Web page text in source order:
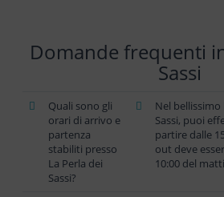
Domande frequenti
Sassi
Quali sono gli
orari di arrivo e
partenza
stabiliti presso
La Perla dei
Sassi?
Nel bellissimo
Sassi, puoi
partire dalle
out deve
10:00 del